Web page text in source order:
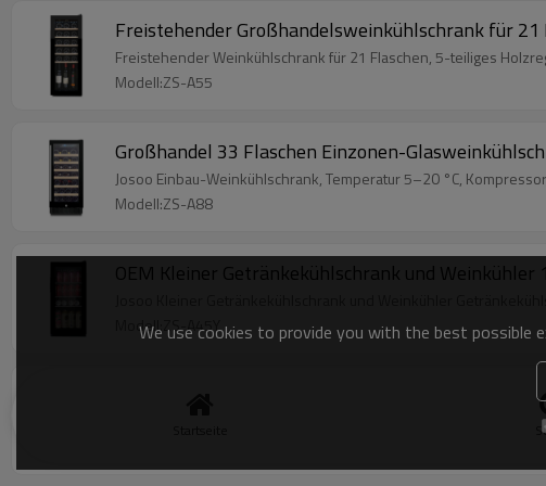
Freistehender Großhandelsweinkühlschrank für
Freistehender Weinkühlschrank für 21 Flaschen, 5-teiliges
Modell:ZS-A55
Großhandel 33 Flaschen Einzonen-
Josoo Einbau-Weinkühlschrank, Temperatur 5–20 °C,
Modell:ZS-A88
OEM Kleiner Getränkekühlschrank und
Josoo Kleiner Getränkekühlschrank und Weinkühler
Modell:ZS-A45Y
Freistehender roter Retro-Großhandels-
Josoo Retro-Weinkühlschrank, Temperatur 5-20°C,
We use cookies to provide you with the best possible